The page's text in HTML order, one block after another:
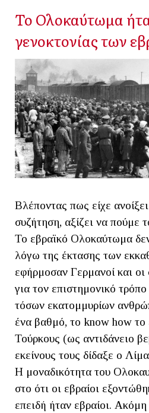
Το Ολοκαύτωμα
γενοκτονίας των
Βλέποντας πως είχε
συζήτηση, αξίζει να πούμε
Το εβραϊκό Ολοκαύτωμα
λόγω της έκτασης των
εφήρμοσαν Γερμανοί και
για τον επιστημονικό
τόσων εκατομμυρίων
ένα βαθμό, το know how το
Τούρκους (ως αντιδάνειο
εκείνους τους δίδαξε ο
Η μοναδικότητα του
στο ότι οι εβραίοι
επειδή ήταν εβραίοι. Ακόμη